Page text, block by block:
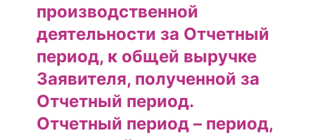
производственной
деятельности за Отчетный
период, к общей выручке
Заявителя, полученной за
Отчетный период.
Отчетный период – период,